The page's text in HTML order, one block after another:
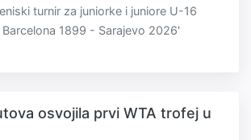
turnir za juniorke i juniore U-16
Barcelona 1899 - Sarajevo 2026'
osvojila prvi WTA trofej u